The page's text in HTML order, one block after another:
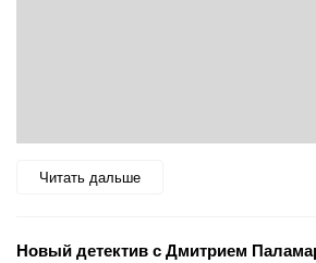
Читать дальше
Новый детектив с Дмитрием